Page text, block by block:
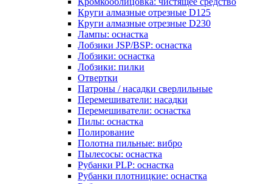
Круги алмазные отрезные D125
Круги алмазные отрезные D230
Лампы: оснастка
Лобзики JSP/BSP: оснастка
Лобзики: оснастка
Лобзики: пилки
Отвертки
Патроны / насадки сверлильные
Перемешиватели: насадки
Перемешиватели: оснастка
Пилы: оснастка
Полирование
Полотна пильные: вибро
Пылесосы: оснастка
Рубанки PLP: оснастка
Рубанки плотницкие: оснастка